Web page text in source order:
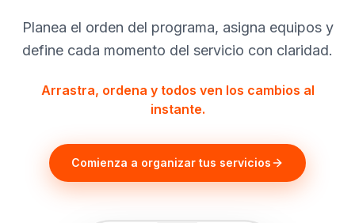
Planea el orden del programa, asigna equipos y
define cada momento del servicio con claridad.
Arrastra, ordena y todos ven los cambios al
instante.
Comienza a organizar tus servicios